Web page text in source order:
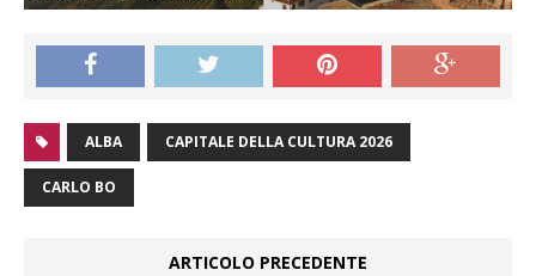
ALBA CAPITALE DELLA CULTURA 2026
CARLO BO
ARTICOLO PRECEDENTE